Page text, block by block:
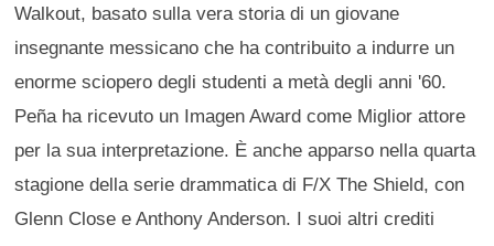
Walkout, basato sulla vera storia di un giovane
insegnante messicano che ha contribuito a indurre un
enorme sciopero degli studenti a metà degli anni '60.
Peña ha ricevuto un Imagen Award come Miglior attore
per la sua interpretazione. È anche apparso nella quarta
stagione della serie drammatica di F/X The Shield, con
Glenn Close e Anthony Anderson. I suoi altri crediti